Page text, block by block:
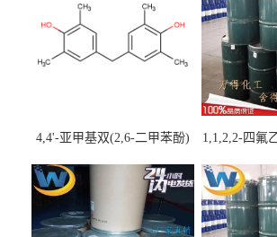
4,4'-亚甲基双(2,6-二甲苯酚)
1,1,2,2-四氟